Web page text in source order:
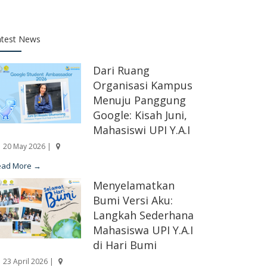
News
Dari Ruang
Organisasi Kampus
Menuju Panggung
Google: Kisah Juni,
Mahasiswi UPI Y.A.I
20 May 2026 |
More →
Menyelamatkan
Bumi Versi Aku:
Langkah Sederhana
Mahasiswa UPI Y.A.I
di Hari Bumi
23 April 2026 |